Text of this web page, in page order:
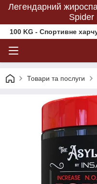
Легендарний
100 KG - Спортивне
Товари та послуги